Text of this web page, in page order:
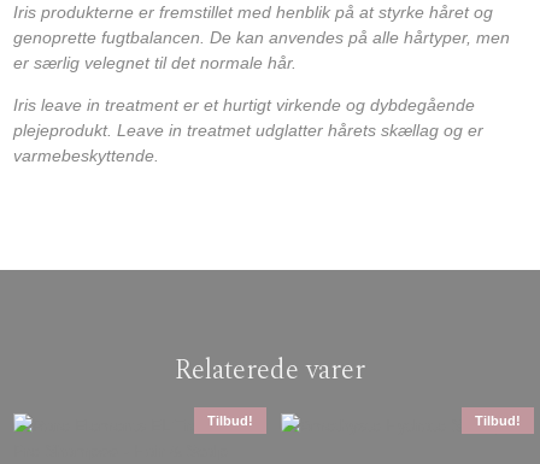
Iris produkterne er fremstillet med henblik på at styrke håret og
genoprette fugtbalancen. De kan anvendes på alle hårtyper, men
er særlig velegnet til det normale hår.
Iris leave in treatment er et hurtigt virkende og dybdegående
plejeprodukt. Leave in treatmet udglatter hårets skællag og er
varmebeskyttende.
Relaterede varer
Tilbud! Tilbud!